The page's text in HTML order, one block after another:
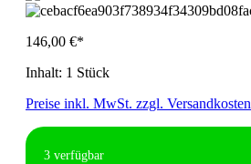
146,00 €*
Inhalt: 1 Stück
Preise inkl. MwSt. zzgl. Versandkosten
3 verfügbar